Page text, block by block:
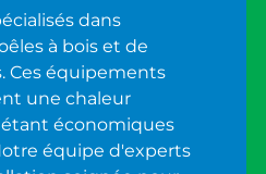
dans
à bois et de
Ces équipements
une chaleur
économiques
équipe d'experts